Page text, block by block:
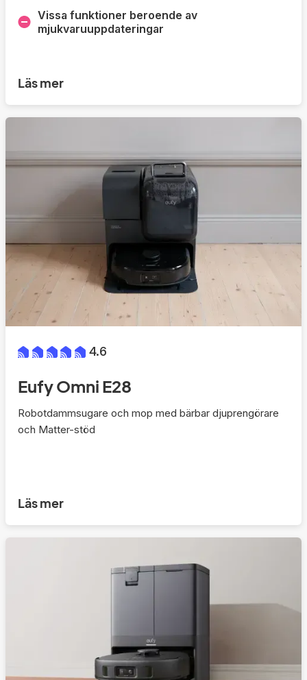
Vissa funktioner beroende av
mjukvaruuppdateringar
Läs mer
4.6
Eufy Omni E28
Robotdammsugare och mop med bärbar djuprengörare
och Matter-stöd
Läs mer